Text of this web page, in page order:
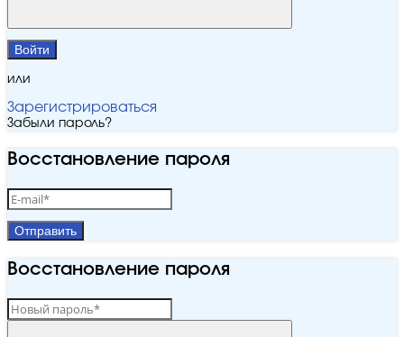
Войти
или
Зарегистрироваться
Забыли пароль?
Восстановление пароля
Отправить
Восстановление пароля